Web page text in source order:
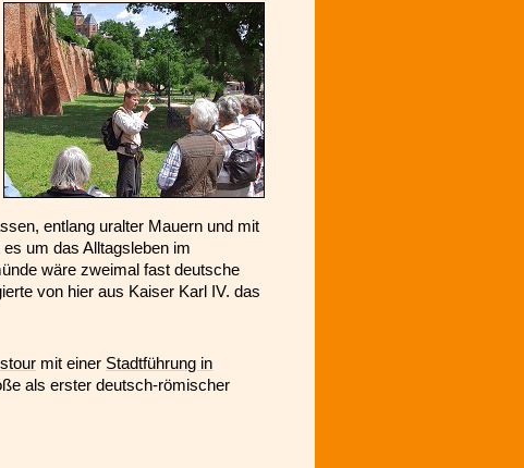
entlang uralter Mauern und mit
um das Alltagsleben im
wäre zweimal fast deutsche
von hier aus Kaiser Karl IV. das
mit einer Stadtführung in
als erster deutsch-römischer